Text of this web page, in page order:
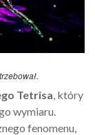
Tetrisa , który
wymiaru.
fenomenu,